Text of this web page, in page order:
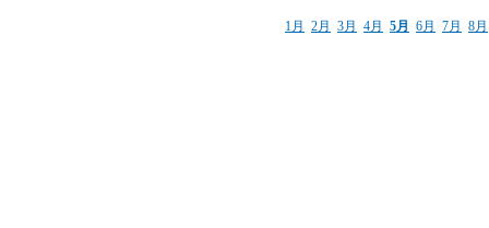
1月 2月 3月 4月 5月 6月 7月 8月